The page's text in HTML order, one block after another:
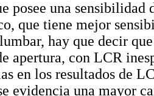
posee una
que tiene mejor
hay que decir
apertura, con LCR
en los resultados de
evidencia una mayor